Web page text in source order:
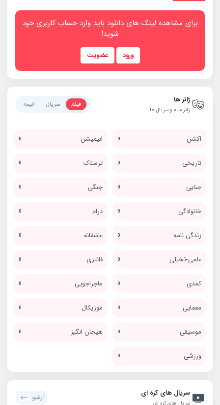
برای مشاهده لینک های دانلود باید وارد حساب کاربری خود
شوید!
ورود عضویت
ژانر ها
ژانر فیلم و سریال ها
فیلم سریال انیمه
اکشن 0 انیمیشن 0
تاریخی 0 ترسناک 0
جنایی 0 جنگی 0
خانوادگی 0 درام 0
زندگی نامه 0 عاشقانه 0
علمی-تخیلی 0 فانتزی 0
کمدی 0 ماجراجویی 0
معمایی 0 موزیکال 0
موسیقی 0 هیجان انگیز 0
ورزشی 0
سریال های کره ای
سریال های کره ای
آرشیو